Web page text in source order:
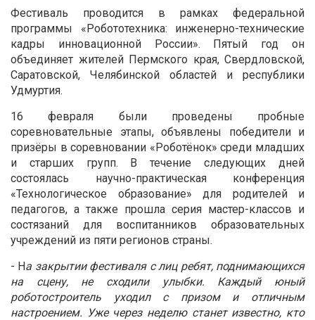
Фестиваль проводится в рамках федеральной
программы «Робототехника: инженерно-технические
кадры инновационной России». Пятый год он
объединяет жителей Пермского края, Свердловской,
Саратовской, Челябинской областей и республики
Удмуртия.
16 февраля были проведены пробные
соревновательные этапы, объявлены победители и
призёры в соревновании «Роботёнок» среди младших
и старших групп. В течение следующих дней
состоялась научно-практическая конференция
«Технологическое образование» для родителей и
педагогов, а также прошла серия мастер-классов и
состязаний для воспитанников образовательных
учреждений из пяти регионов страны.
- На закрытии фестиваля с лиц ребят, поднимающихся
на сцену, не сходили улыбки. Каждый юный
роботостроитель уходил с призом и отличным
настроением. Уже через неделю станет известно, кто